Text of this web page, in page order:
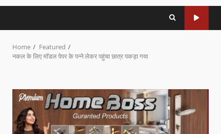
Home
Featured
नकल के लिए मॉडल पेपर के पन्ने लेकर पहुंचा छात्र पकड़ा गया